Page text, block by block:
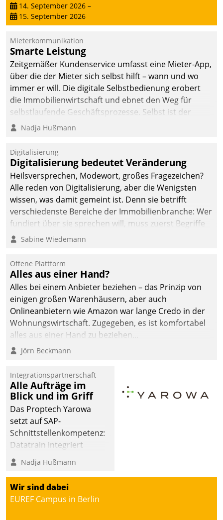
14. September 2026 –
15. September 2026
Mieterkommunikation
Smarte Leistung
Zeitgemäßer Kundenservice umfasst eine Mieter-App,
über die der Mieter sich selbst hilft – wann und wo
immer er will. Die digitale Selbstbedienung erobert
die Immobilienwirtschaft und ebnet den Weg für
selbstlaufende Geschäftsprozesse. Selbst ist der
Kunde und smart der Serviceanbieter.
Nadja Hußmann
Digitalisierung
Digitalisierung bedeutet Veränderung
Heilsversprechen, Modewort, großes Fragezeichen?
Alle reden von Digitalisierung, aber die Wenigsten
wissen, was damit gemeint ist. Denn sie betrifft
verschiedenste Bereiche der Immobilienbranche: Wer
fundiert über sie sprechen will, muss zuerst Begriffe
klären. Ein Aspekt ist die betriebliche Optimierung:
Einsparungen durch optimierte und automatisierte
Prozesse. Doch man darf nicht zu viel erwarten: Allein
mit der Einführung einer neuen Software ist es nicht
getan. Die Digitalisierung erfordert von Unternehmen
die Bereitschaft, sich zu überprüfen, zu hinterfragen
und zu verändern.
Sabine Wiedemann
Offene Plattform
Alles aus einer Hand?
Alles bei einem Anbieter beziehen – das Prinzip von
einigen großen Warenhäusern, aber auch
Onlineanbietern wie Amazon war lange Credo in der
Wohnungswirtschaft. Zugegeben, es ist komfortabel
alles aus einer Hand zu beziehen...
Jörn Beckmann
Integrationspartnerschaft
Alle Aufträge im
Blick und im Griff
Das Proptech Yarowa
setzt auf SAP-
Schnittstellenkompetenz:
Datatrain integriert
Yarowas Portal zur
Vergabe und Verwaltung
von Aufträgen der
operativen
Instandhaltung in die
Nadja Hußmann
Wir sind dabei
EUREF Campus in Berlin